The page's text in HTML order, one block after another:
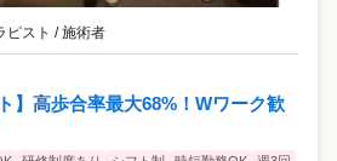
ピスト / 施術者
】高歩合率最大68%！Wワーク歓